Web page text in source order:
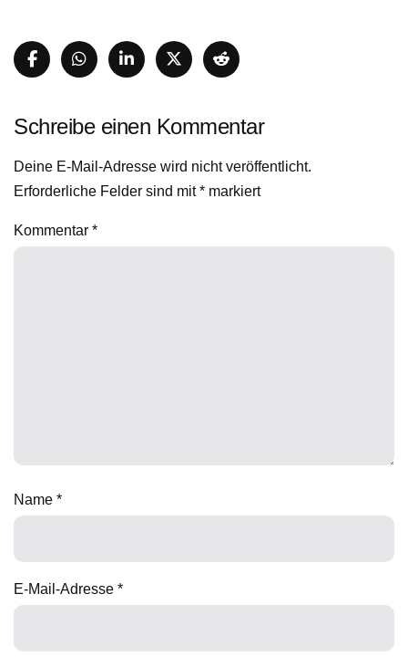
Schreibe einen Kommentar
Deine E-Mail-Adresse wird nicht veröffentlicht.
Erforderliche Felder sind mit* markiert
Kommentar *
Name *
E-Mail-Adresse *